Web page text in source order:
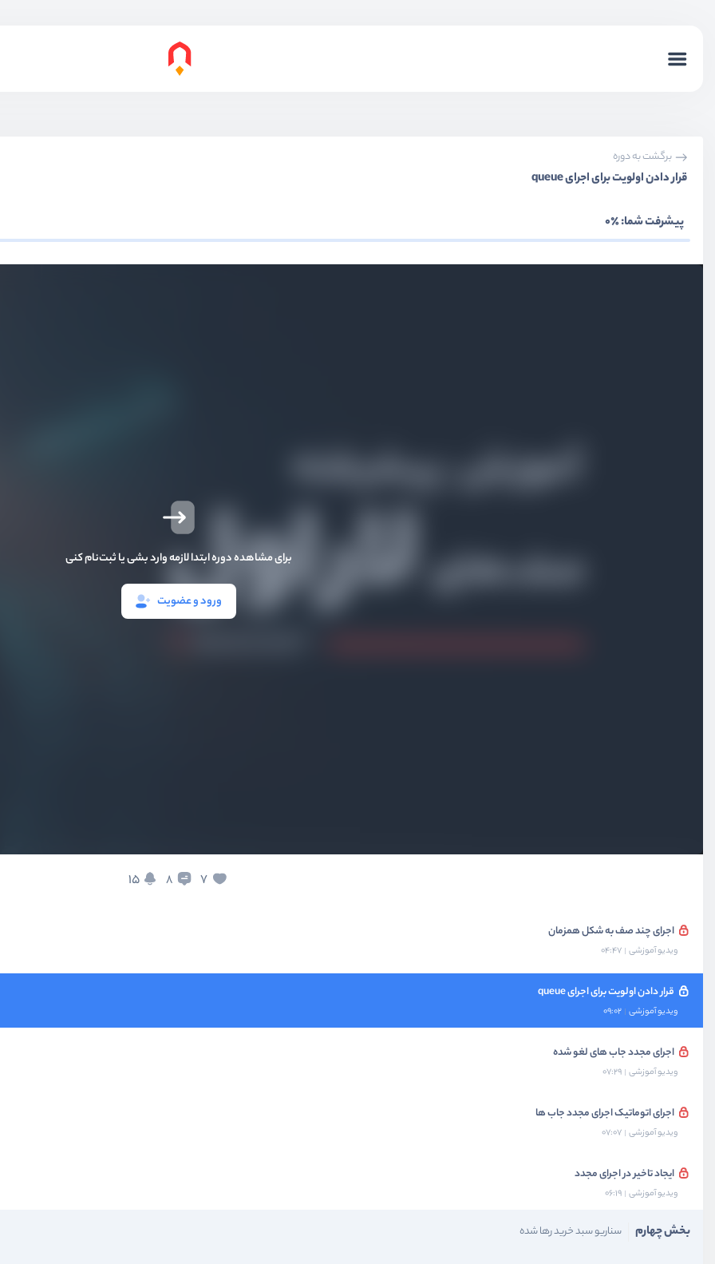
برگشت به دوره
قرار دادن اولویت برای اجرای queue
پیشرفت شما:٪0
برای مشاهده دوره ابتدا لازمه وارد بشی یا ثبت‌نام کنی
ورود و عضویت
7
8
15
اجرای چند صف به شکل همزمان
ویدیو آموزشی 04:47
قرار دادن اولویت برای اجرای queue
ویدیو آموزشی 09:02
اجرای مجدد جاب های لغو شده
ویدیو آموزشی 07:29
اجرای اتوماتیک اجرای مجدد جاب ها
ویدیو آموزشی 07:07
ایجاد تاخیر در اجرای مجدد
ویدیو آموزشی 06:19
بخش چهارم سناریو سبد خرید رها شده